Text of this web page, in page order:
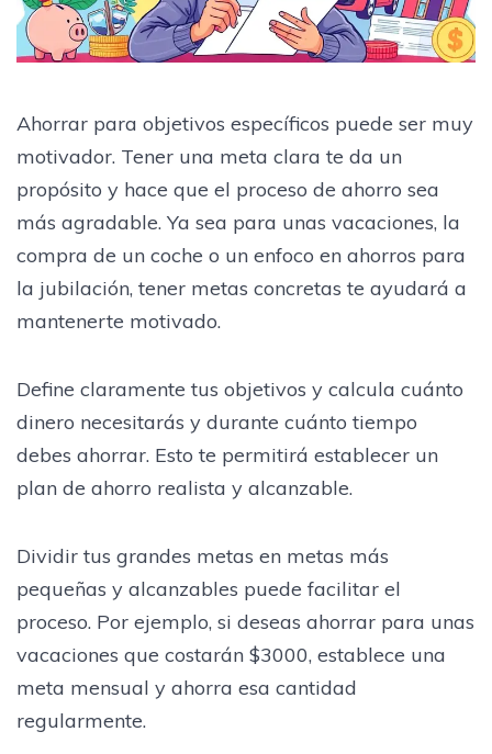
Ahorrar para objetivos específicos puede ser muy
motivador. Tener una meta clara te da un
propósito y hace que el proceso de ahorro sea
más agradable. Ya sea para unas vacaciones, la
compra de un coche o un enfoco en ahorros para
la jubilación, tener metas concretas te ayudará a
mantenerte motivado.
Define claramente tus objetivos y calcula cuánto
dinero necesitarás y durante cuánto tiempo
debes ahorrar. Esto te permitirá establecer un
plan de ahorro realista y alcanzable.
Dividir tus grandes metas en metas más
pequeñas y alcanzables puede facilitar el
proceso. Por ejemplo, si deseas ahorrar para unas
vacaciones que costarán $3000, establece una
meta mensual y ahorra esa cantidad
regularmente.